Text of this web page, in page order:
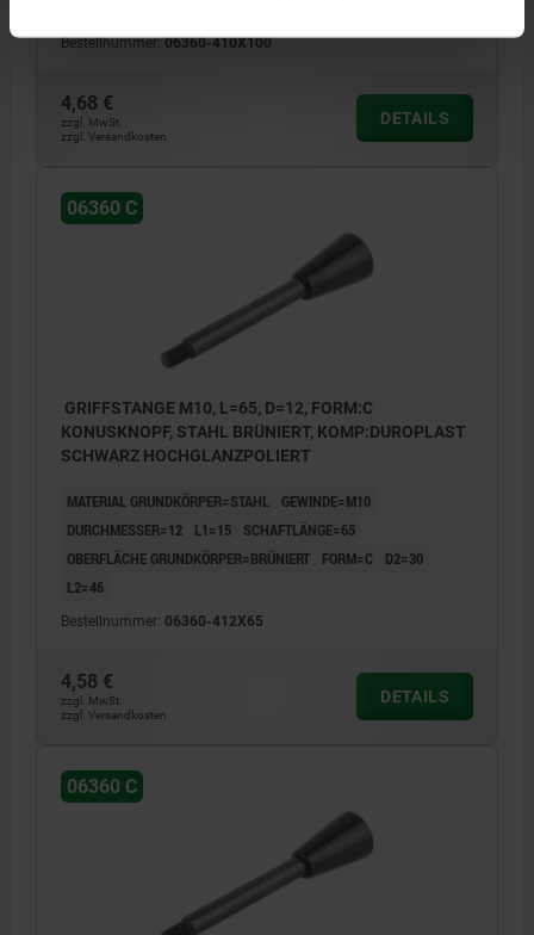
Bestellnummer:06360-410X100
4,68 €
zzgl. MwSt.
zzgl. Versandkosten
DETAILS
06360 C
GRIFFSTANGE M10, L=65, D=12, FORM:C
KONUSKNOPF, STAHL BRÜNIERT, KOMP:DUROPLAST
SCHWARZ HOCHGLANZPOLIERT
MATERIAL GRUNDKÖRPER=STAHL
GEWINDE=M10
DURCHMESSER=12
L1=15
SCHAFTLÄNGE=65
OBERFLÄCHE GRUNDKÖRPER=BRÜNIERT
FORM=C
D2=30
L2=46
Bestellnummer: 06360-412X65
4,58 €
zzgl. MwSt.
zzgl. Versandkosten
DETAILS
06360 C